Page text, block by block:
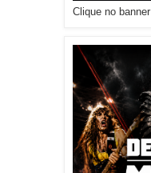
Clique no banner